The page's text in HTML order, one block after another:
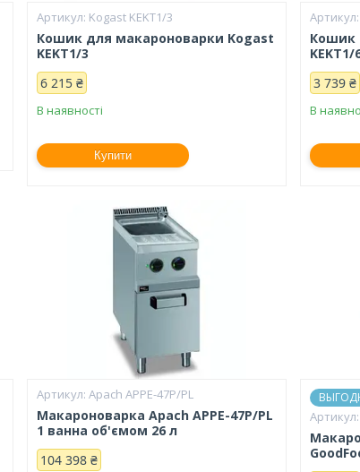
Kogast KEKT1/3
Кошик для макароноварки Kogast
KEKT1/3
6 215 ₴
В наявності
Купити
Кошик
KEKT1/
3 739 ₴
В
Apach APPE-47P/PL
Макароноварка Apach APPE-47P/PL
1 ванна об'ємом 26 л
104 398 ₴